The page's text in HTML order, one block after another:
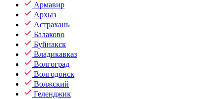
Армавир
Архыз
Астрахань
Балаково
Буйнакск
Владикавказ
Волгоград
Волгодонск
Волжский
Геленджик